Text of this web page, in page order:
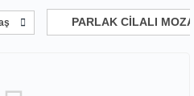
PARLAK CİLALI